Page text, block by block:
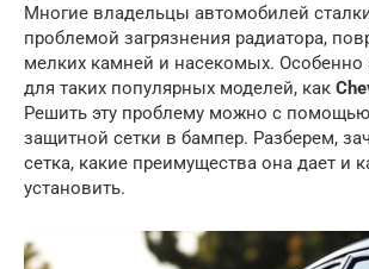
Многие владельцы автомобилей
проблемой загрязнения радиатора,
мелких камней и насекомых. Особенно
для таких популярных моделей, как
Решить эту проблему можно с помощью
защитной сетки в бампер. Разберем,
сетка, какие преимущества она дает и
установить.